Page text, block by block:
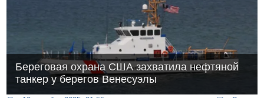
Береговая охрана США захватила нефтяной
танкер у берегов Венесуэлы